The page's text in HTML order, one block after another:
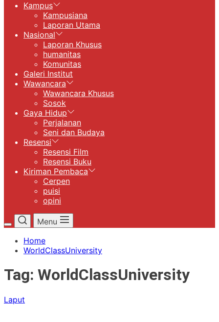
Kampus
Kampusiana
Laporan Utama
Nasional
Laporan Khusus
humanitas
Komunitas
Galeri Institut
Wawancara
Wawancara Khusus
Sosok
Gaya Hidup
Perjalanan
Seni dan Budaya
Resensi
Resensi Film
Resensi Buku
Kiriman Pembaca
Cerpen
puisi
opini
Menu
Home
WorldClassUniversity
Tag: WorldClassUniversity
Laput